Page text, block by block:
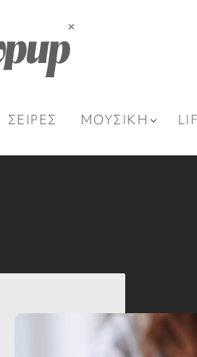
ΣΕΙΡΕΣ ΜΟΥΣΙΚΗ